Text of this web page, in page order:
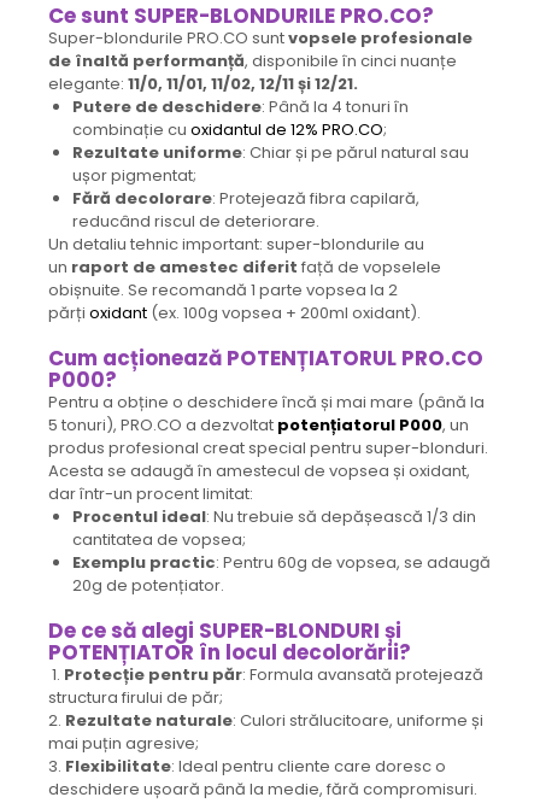
Ce sunt SUPER-BLONDURILE PRO.CO?
Super-blondurile PRO.CO suntvopsele profesionale
de înaltă performanță, disponibile în cinci nuanțe
elegante: 11/0, 11/01, 11/02, 12/11 și 12/21.
Putere de deschidere: Până la 4 tonuri în
combinație cu oxidantul de 12% PRO.CO;
Rezultate uniforme: Chiar și pe părul natural sau
ușor pigmentat;
Fără decolorare: Protejează fibra capilară,
reducând riscul de deteriorare.
Un detaliu tehnic important: super-blondurile au
un raport de amestec diferit față de vopselele
obișnuite. Se recomandă 1 parte vopsea la 2
părți oxidant (ex. 100g vopsea + 200ml oxidant).
Cum acționează POTENȚIATORUL PRO.CO
P000?
Pentru a obține o deschidere încă și mai mare (până la
5 tonuri), PRO.CO a dezvoltat potențiatorul P000, un
produs profesional creat special pentru super-blonduri.
Acesta se adaugă în amestecul de vopsea și oxidant,
dar într-un procent limitat:
Procentul ideal: Nu trebuie să depășească 1/3 din
cantitatea de vopsea;
Exemplu practic: Pentru 60g de vopsea, se adaugă
20g de potențiator.
De ce să alegi SUPER-BLONDURI și
POTENȚIATOR în locul decolorării?
1. Protecție pentru păr: Formula avansată protejează
structura firului de păr;
2. Rezultate naturale: Culori strălucitoare, uniforme și
mai puțin agresive;
3. Flexibilitate: Ideal pentru cliente care doresc o
deschidere ușoară până la medie, fără compromisuri.